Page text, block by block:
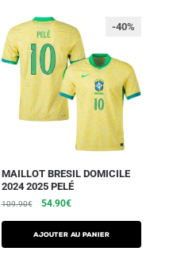
-40%
MAILLOT BRESIL DOMICILE
2024 2025 PELÉ
109.90€ 54.90€
AJOUTER AU PANIER